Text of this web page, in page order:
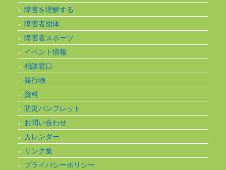
障害を理解する
障害者団体
障害者スポーツ
イベント情報
相談窓口
発行物
資料
防災パンフレット
お問い合わせ
カレンダー
リンク集
プライバシーポリシー